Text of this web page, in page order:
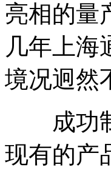
亮相的量
几年上海
境况迥然
成功制
现有的产